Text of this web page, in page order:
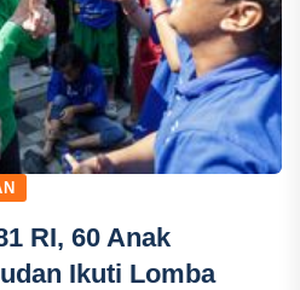
RI, 60 Anak
Ikuti Lomba